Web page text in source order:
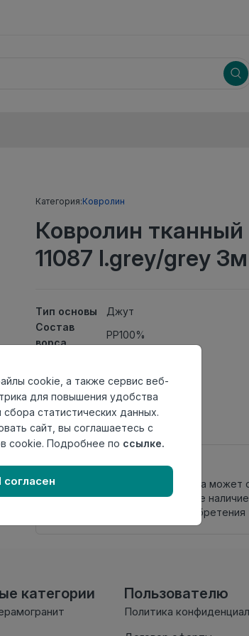
Категория:Ковролин
Ковролин тканный
11087 l.grey/grey 3м
Тип основы
Джут
Состав
ворса
PP100%
рулона
3
Актуальность
Актуален
ковролина
Ковролин тканный
Нет в наличии
Внимание! Внешний вид товара может
настоящем сайте. Проверяйте
комплектации в момент приобретения
категории Пользователю
Политика
cookie, а также сервис веб-
для повышения удобства
статистических данных.
сайт, вы соглашаетесь с
cookie. Подробнее по ссылке.
согласен